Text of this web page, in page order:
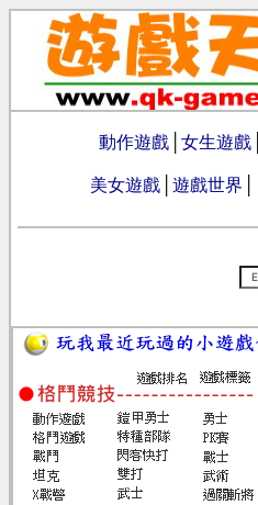
動作遊戲 女生遊戲
美女遊戲 遊戲世界